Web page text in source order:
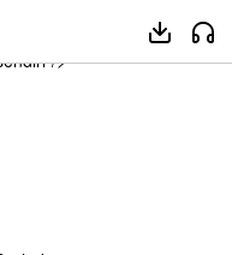
pribadi
>
 